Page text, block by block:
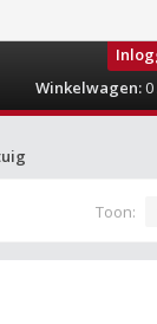
Winkelwagen:0
Toon: